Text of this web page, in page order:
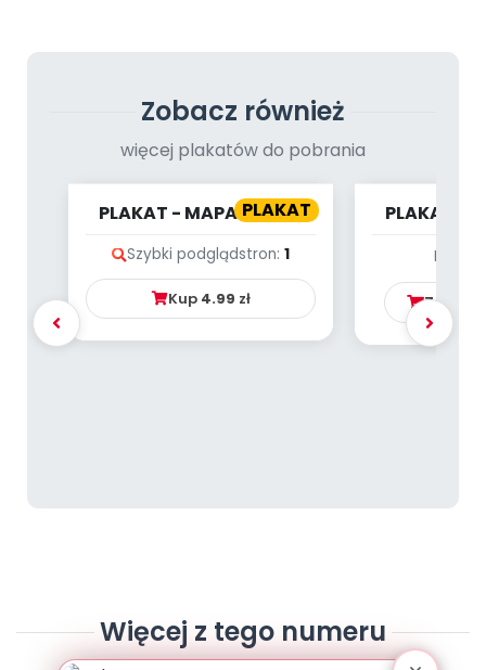
Zobacz również
więcej plakatów do pobrania
PLAKAT
PLAKAT - MAPA POLSKI
Szybki podglądstron: 1
Kup 4.99 zł
PLAKAT -
Brak
Więcej z tego numeru